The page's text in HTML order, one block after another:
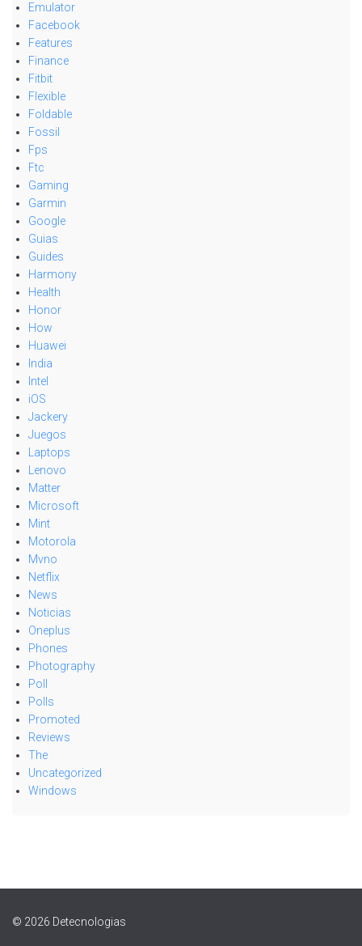
Emulator
Facebook
Features
Finance
Fitbit
Flexible
Foldable
Fossil
Fps
Ftc
Gaming
Garmin
Google
Guias
Guides
Harmony
Health
Honor
How
Huawei
India
Intel
iOS
Jackery
Juegos
Laptops
Lenovo
Matter
Microsoft
Mint
Motorola
Mvno
Netflix
News
Noticias
Oneplus
Phones
Photography
Poll
Polls
Promoted
Reviews
The
Uncategorized
Windows
© 2026 Detecnologias